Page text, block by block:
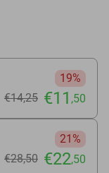
19%
€14,25 €11 ,50
21%
€28,50 €22,50